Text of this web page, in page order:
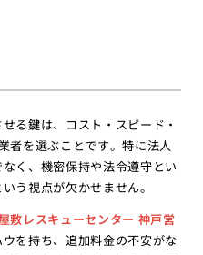
る鍵は、コスト・スピード・
者を選ぶことです。特に法人
く、機密保持や法令遵守とい
う視点が欠かせません。
敷レスキューセンター 神戸営
を持ち、追加料金の不安がな